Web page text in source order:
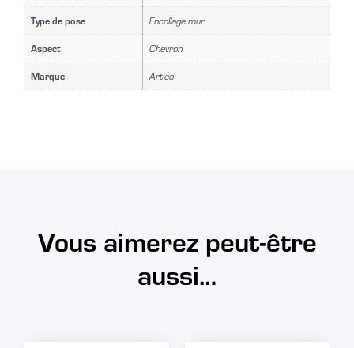
Type de pose Encollage mur
Aspect Chevron
Marque Art'co
Vous aimerez peut-être
aussi…